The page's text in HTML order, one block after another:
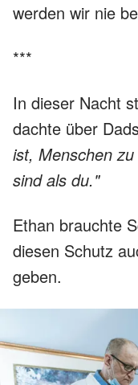
werden wir nie
***
In dieser Nacht
dachte über
ist, Menschen
sind als du."
Ethan brauchte
diesen Schutz
geben.